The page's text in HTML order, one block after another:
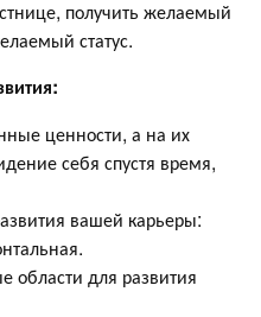
получить желаемый
статус.
ценности, а на их
себя спустя время,
вашей карьеры:
области для развития